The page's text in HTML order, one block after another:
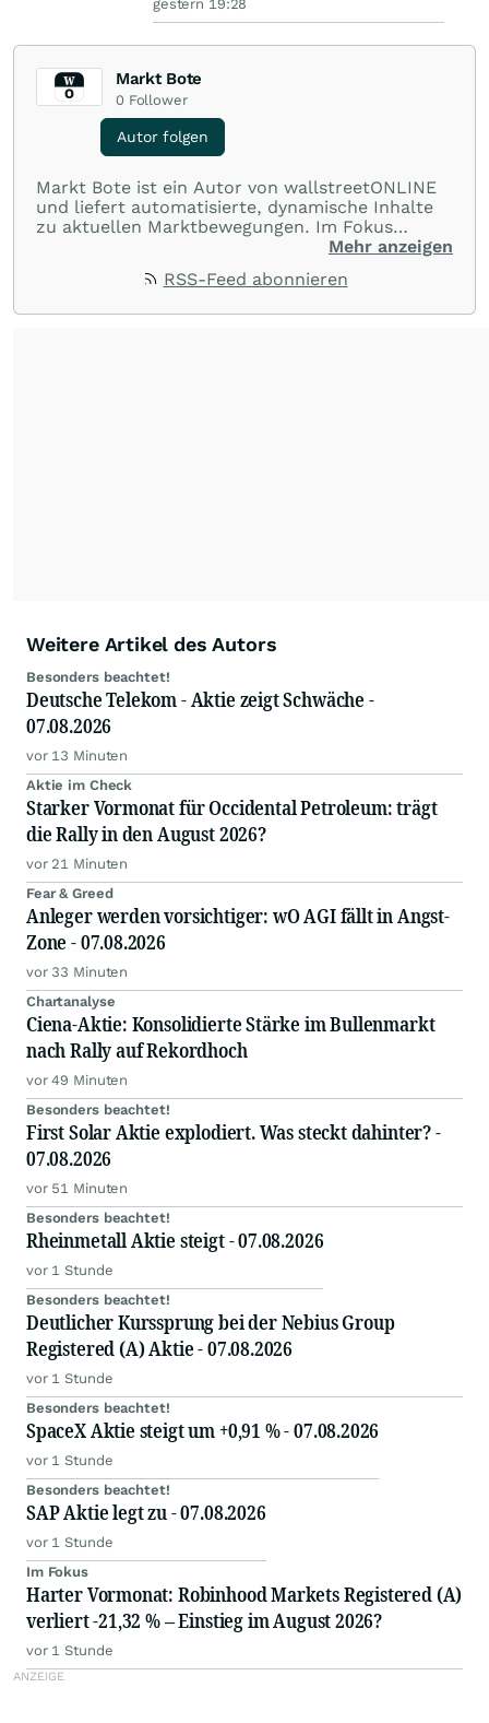
gestern 19:28
Markt Bote
0 Follower
Autor folgen
Markt Bote ist ein Autor von wallstreetONLINE
und liefert automatisierte, dynamische Inhalte
zu aktuellen Marktbewegungen. Im Fokus
stehen Tops und Flops, Branchentrends und
Rohstoffe oder Krypto – die Beiträge sind kurz,
Mehr anzeigen
RSS-Feed abonnieren
Weitere Artikel des Autors
Besonders beachtet!
Deutsche Telekom - Aktie zeigt Schwäche -
07.08.2026
vor 13 Minuten
Aktie im Check
Starker Vormonat für Occidental Petroleum: trägt
die Rally in den August 2026?
vor 21 Minuten
Fear & Greed
Anleger werden vorsichtiger: wO AGI fällt in Angst-
Zone - 07.08.2026
vor 33 Minuten
Chartanalyse
Ciena-Aktie: Konsolidierte Stärke im Bullenmarkt
nach Rally auf Rekordhoch
vor 49 Minuten
Besonders beachtet!
First Solar Aktie explodiert. Was steckt dahinter? -
07.08.2026
vor 51 Minuten
Besonders beachtet!
Rheinmetall Aktie steigt - 07.08.2026
vor 1 Stunde
Besonders beachtet!
Deutlicher Kurssprung bei der Nebius Group
Registered (A) Aktie - 07.08.2026
vor 1 Stunde
Besonders beachtet!
SpaceX Aktie steigt um +0,91 % - 07.08.2026
vor 1 Stunde
Besonders beachtet!
SAP Aktie legt zu - 07.08.2026
vor 1 Stunde
Im Fokus
Harter Vormonat: Robinhood Markets Registered (A)
verliert -21,32 % – Einstieg im August 2026?
vor 1 Stunde